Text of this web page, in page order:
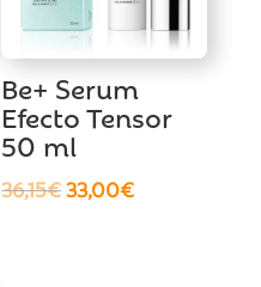
Be+ Serum
Efecto Tensor
50 ml
36,15€El
33,00€El